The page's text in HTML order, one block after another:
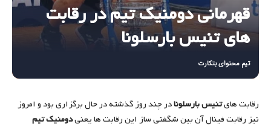
قهرمانی دومنیک تیم در رقابت
های تنیس بارسلونا
تیم محتوای بتکارت
رقابت هایتنیس بارسلونادر چند روز گذشته در حال برگزاری بود و امروز
نیز رقابت فینال آن بین شگفتی ساز این رقابت ها یعنیدومنیک تیم